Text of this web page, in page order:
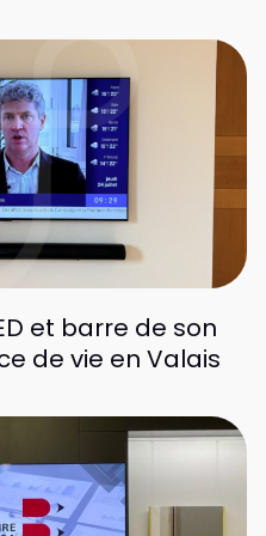
et barre de son
de vie en Valais